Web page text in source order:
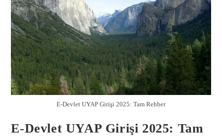
E-Devlet UYAP Girişi 2025: Tam Rehber
E-Devlet UYAP Girişi 2025: Tam